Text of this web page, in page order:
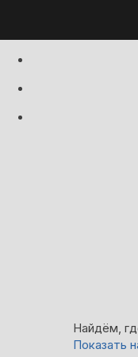
Найдём,
Показать